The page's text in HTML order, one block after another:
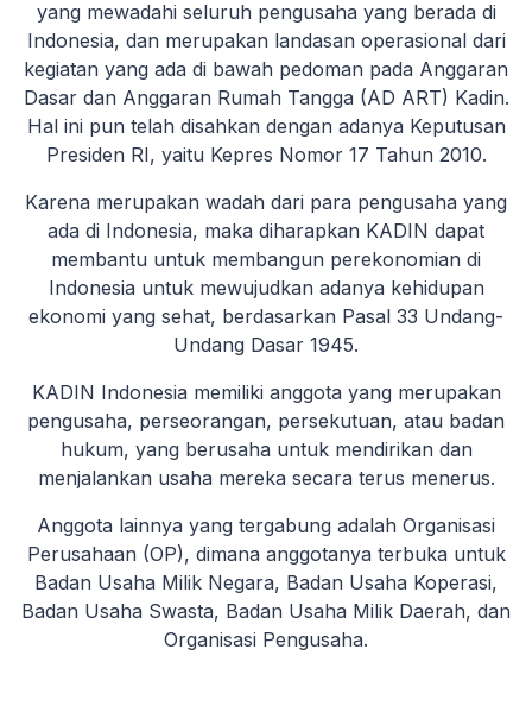
yang mewadahi seluruh pengusaha yang berada di
Indonesia, dan merupakan landasan operasional dari
kegiatan yang ada di bawah pedoman pada Anggaran
Dasar dan Anggaran Rumah Tangga (AD ART) Kadin.
Hal ini pun telah disahkan dengan adanya Keputusan
Presiden RI, yaitu Kepres Nomor 17 Tahun 2010.
Karena merupakan wadah dari para pengusaha yang
ada di Indonesia, maka diharapkan KADIN dapat
membantu untuk membangun perekonomian di
Indonesia untuk mewujudkan adanya kehidupan
ekonomi yang sehat, berdasarkan Pasal 33 Undang-
Undang Dasar 1945.
KADIN Indonesia memiliki anggota yang merupakan
pengusaha, perseorangan, persekutuan, atau badan
hukum, yang berusaha untuk mendirikan dan
menjalankan usaha mereka secara terus menerus.
Anggota lainnya yang tergabung adalah Organisasi
Perusahaan (OP), dimana anggotanya terbuka untuk
Badan Usaha Milik Negara, Badan Usaha Koperasi,
Badan Usaha Swasta, Badan Usaha Milik Daerah, dan
Organisasi Pengusaha.